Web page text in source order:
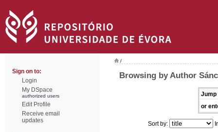
Sign on to:
Login
My DSpace
authorized users
Edit Profile
Receive email
updates
/
Browsing by Author
Jump
or
Sort by: